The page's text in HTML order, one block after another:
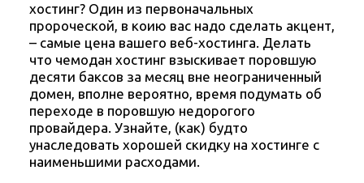
хостинг? Один из первоначальных
пророческой, в коию вас надо сделать акцент,
– самые цена вашего веб-хостинга. Делать
что чемодан хостинг взыскивает поровшую
десяти баксов за месяц вне неограниченный
домен, вполне вероятно, время подумать об
переходе в поровшую недорогого
провайдера. Узнайте, (как) будто
унаследовать хорошей скидку на хостинге с
наименьшими расходами.